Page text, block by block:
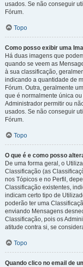
usados. Se não conseguir
Fórum.
Topo
Como posso exibir uma
Há duas imagens que
quando se veem as
à sua classificação,
indicando a quantidade de
Fórum. Outra, geralmente
que é normalmente única
Administrador permitir ou
usados. Se não conseguir
Fórum.
Topo
O que é e como posso
De uma forma geral, o
Classificação (as
nos Tópicos e no Perfil,
Classificação existentes,
indicam certo tipo de
poderão ter uma
enviando Mensagens
Classificação, pois os
atitude contra si, se
Topo
Quando clico no email de